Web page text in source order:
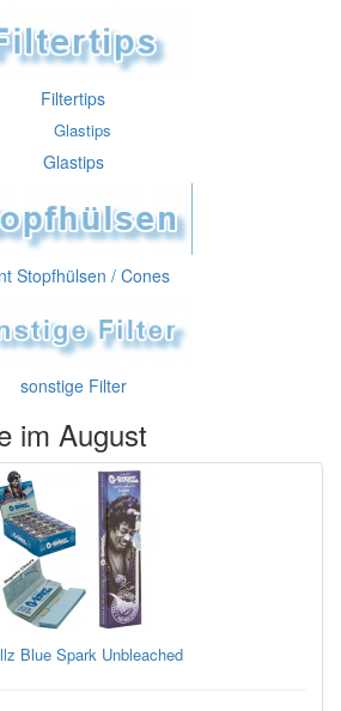
Filtertips
Glastips
Stopfhülsen / Cones
sonstige Filter
im August
Blue Spark Unbleached